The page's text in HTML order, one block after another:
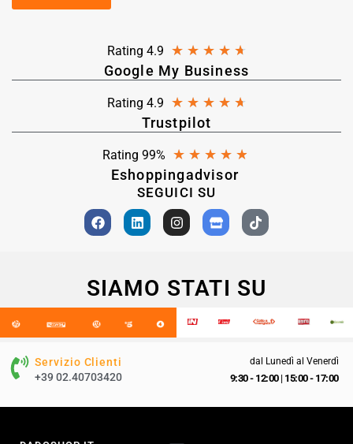
Rating 4.9 ★ ★ ★ ★ ★
Google My Business
Rating 4.9 ★ ★ ★ ★ ★
Trustpilot
Rating 99% ★ ★ ★ ★ ★
Eshoppingadvisor
SEGUICI SU
SIAMO STATI SU
Servizio Clienti
+39 02.40703420
dal Lunedì al Venerdì
9:30 - 12:00| 15:00 - 17:00